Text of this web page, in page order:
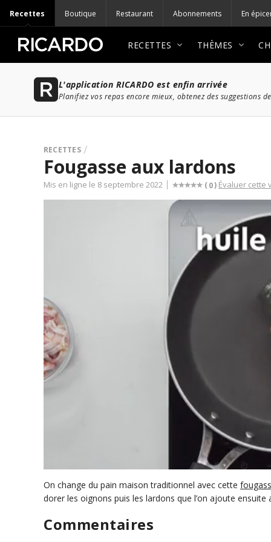
Recettes Boutique Restaurant Abonnements En
RECETTES THÈMES
L'application RICARDO est enfin arrivée
Planifiez vos repas encore mieux, obtenez des suggestions
RECETTES
Fougasse aux lardons
Mis en ligne le 8 septembre 2022 ( 0) Évaluer cette
s
e
c
n
d
On change du pain maison traditionnel avec cette
dorer les oignons puis les lardons que l’on ajoute
Commentaires